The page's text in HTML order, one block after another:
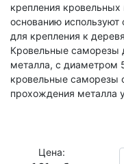
крепления
основанию
для крепления к
Кровельные саморезы
металла, с
кровельные саморезы
прохождения металла
Цена: